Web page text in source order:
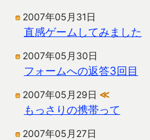
2007年05月31日
直感ゲームしてみました
2007年05月30日
フォームへの返答3回目
2007年05月29日 ≪
もっさりの携帯って
2007年05月27日